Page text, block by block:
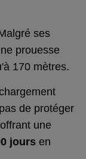
ses
prouesse
170 mètres.
de protéger
une
jours en